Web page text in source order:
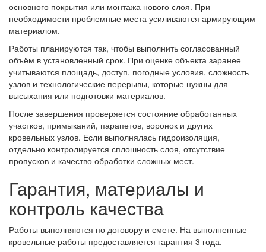
основного покрытия или монтажа нового слоя. При
необходимости проблемные места усиливаются армирующим
материалом.
Работы планируются так, чтобы выполнить согласованный
объём в установленный срок. При оценке объекта заранее
учитываются площадь, доступ, погодные условия, сложность
узлов и технологические перерывы, которые нужны для
высыхания или подготовки материалов.
После завершения проверяется состояние обработанных
участков, примыканий, парапетов, воронок и других
кровельных узлов. Если выполнялась гидроизоляция,
отдельно контролируется сплошность слоя, отсутствие
пропусков и качество обработки сложных мест.
Гарантия, материалы и
контроль качества
Работы выполняются по договору и смете. На выполненные
кровельные работы предоставляется гарантия 3 года.